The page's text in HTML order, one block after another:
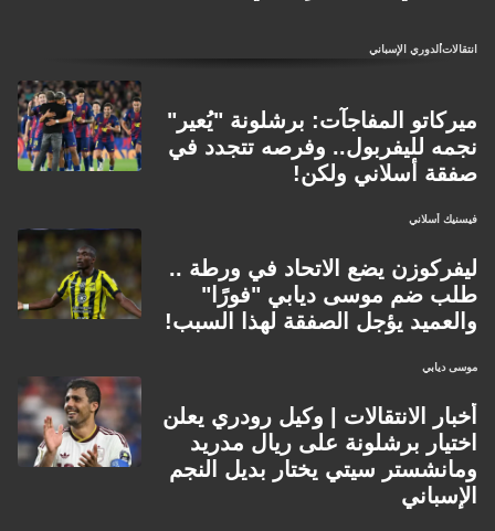
انتقالاتالدوري الإسباني
ميركاتو المفاجآت: برشلونة "يُعير"
نجمه لليفربول.. وفرصه تتجدد في
صفقة أسلاني ولكن!
فيسنيك أسلاني
ليفركوزن يضع الاتحاد في ورطة ..
طلب ضم موسى ديابي "فورًا"
والعميد يؤجل الصفقة لهذا السبب!
موسى ديابي
أخبار الانتقالات | وكيل رودري يعلن
اختيار برشلونة على ريال مدريد
ومانشستر سيتي يختار بديل النجم
الإسباني